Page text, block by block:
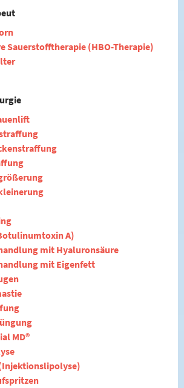
Sauerstofftherapie (HBO-Therapie)
A)
mit Hyaluronsäure
mit Eigenfett
MD®